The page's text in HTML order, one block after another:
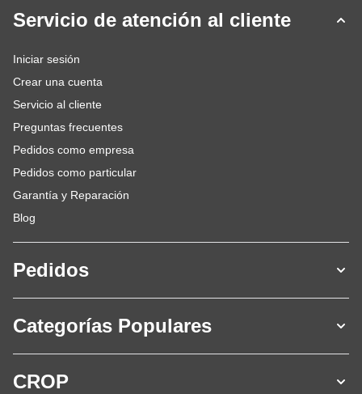
Servicio de atención al cliente
Iniciar sesión
Crear una cuenta
Servicio al cliente
Preguntas frecuentes
Pedidos como empresa
Pedidos como particular
Garantía y Reparación
Blog
Pedidos
Categorías Populares
CROP